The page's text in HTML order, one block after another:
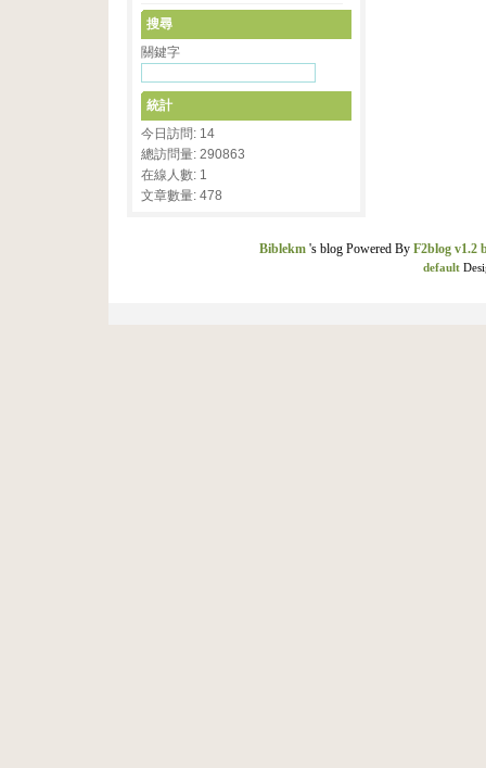
搜尋
關鍵字
統計
今日訪問: 14
總訪問量: 290863
在線人數: 1
文章數量: 478
Biblekm 's blog Powered By F2blog v1.2
default